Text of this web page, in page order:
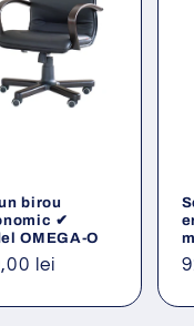
birou
✔
OMEGA-O
lei